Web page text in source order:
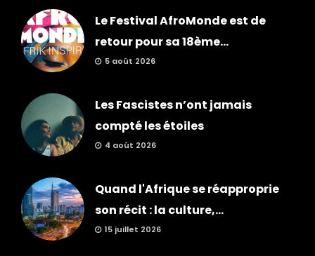
Le Festival AfroMonde est de
retour pour sa 18ème...
5 août 2026
Les Fascistes n’ont jamais
compté les étoiles
4 août 2026
Quand l'Afrique se réapproprie
son récit : la culture,...
15 juillet 2026